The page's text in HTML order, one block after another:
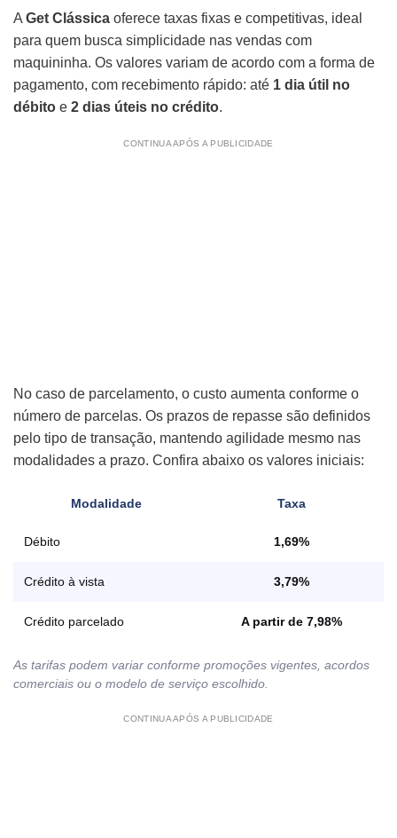
A Get Clássica oferece taxas fixas e competitivas, ideal
para quem busca simplicidade nas vendas com
maquininha. Os valores variam de acordo com a forma de
pagamento, com recebimento rápido: até 1 dia útil no
débito e 2 dias úteis no crédito.
CONTINUA APÓS A PUBLICIDADE
No caso de parcelamento, o custo aumenta conforme o
número de parcelas. Os prazos de repasse são definidos
pelo tipo de transação, mantendo agilidade mesmo nas
modalidades a prazo. Confira abaixo os valores iniciais:
Modalidade Taxa
Débito 1,69%
Crédito à vista 3,79%
Crédito parcelado A partir de 7,98%
As tarifas podem variar conforme promoções vigentes, acordos
comerciais ou o modelo de serviço escolhido.
CONTINUA APÓS A PUBLICIDADE